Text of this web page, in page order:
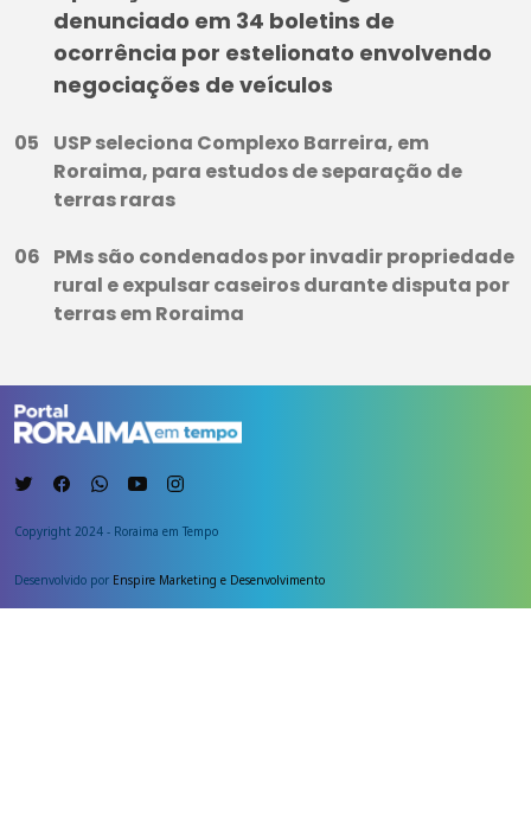
denunciado em 34 boletins de
ocorrência por estelionato envolvendo
negociações de veículos
USP seleciona Complexo Barreira, em
Roraima, para estudos de separação de
terras raras
PMs são condenados por invadir propriedade
rural e expulsar caseiros durante disputa por
terras em Roraima
Copyright 2024 - Roraima em Tempo
Desenvolvido por Enspire Marketing e Desenvolvimento